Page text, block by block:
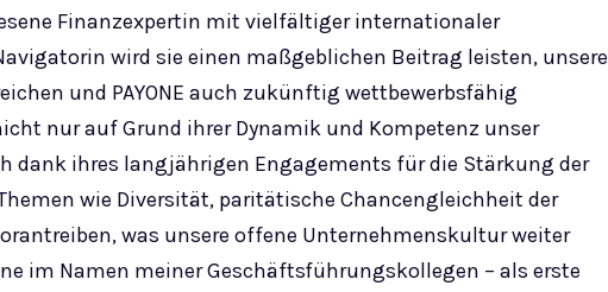
Finanzexpertin mit vielfältiger internationaler
wird sie einen maßgeblichen Beitrag leisten, unsere
und PAYONE auch zukünftig wettbewerbsfähig
nur auf Grund ihrer Dynamik und Kompetenz unser
dank ihres langjährigen Engagements für die Stärkung der
wie Diversität, paritätische Chancengleichheit der
was unsere offene Unternehmenskultur weiter
im Namen meiner Geschäftsführungskollegen – als erste